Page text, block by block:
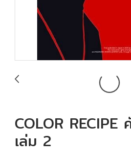
COLOR RECIPE
เล่ม 2